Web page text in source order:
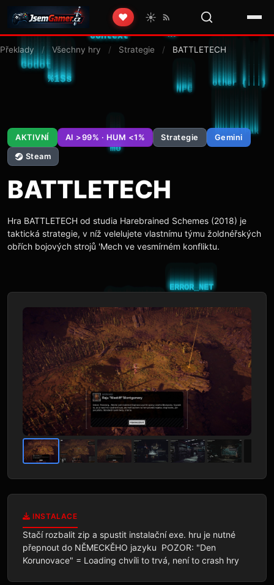
❤️ ☀️
Překlady / Všechny hry / Strategie / BATTLETECH
AKTIVNÍ AI >99% · HUM <1% Strategie Gemini
Steam
BATTLETECH
Hra BATTLETECH od studia Harebrained Schemes (2018) je
taktická strategie, v níž velelujete vlastnímu týmu žoldnéřských
obřích bojových strojů 'Mech ve vesmírném konfliktu.
INSTALACE
Stačí rozbalit zip a spustit instalační exe. hru je nutné
přepnout do NĚMECKĚHO jazyku  POZOR: "Den
Korunovace" = Loading chvíli to trvá, není to crash hry